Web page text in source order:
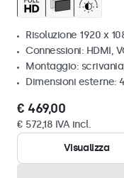
Risoluzione 1920 x
Connessioni: HDMI,
Montaggio:
Dimensioni esterne:
€ 469,00
€ 572,18 IVA incl.
Visualizza